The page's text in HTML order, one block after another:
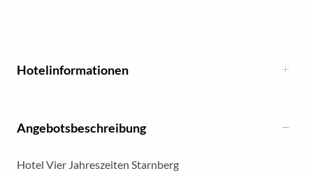
Hotelinformationen
Angebotsbeschreibung
Hotel Vier Jahreszeiten Starnberg